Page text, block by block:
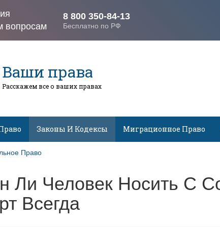
Ваши права
Расскажем все о ваших правах
Законы И Кодексы Миграционное Право
Право
Ли Человек Носить С
Всегда